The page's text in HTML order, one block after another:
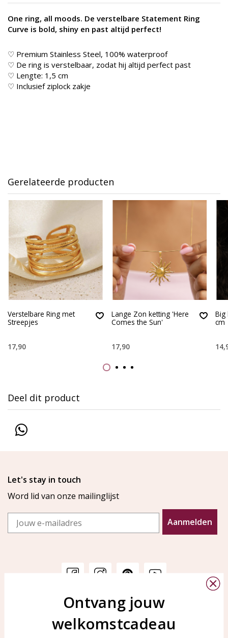
One ring, all moods. De verstelbare Statement Ring
Curve is bold, shiny en past altijd perfect!
♡ Premium Stainless Steel, 100% waterproof
♡ De ring is verstelbaar, zodat hij altijd perfect past
♡ Lengte: 1,5 cm
♡ Inclusief ziplock zakje
Gerelateerde producten
Verstelbare Ring met
Streepjes
17,90
Lange Zon ketting 'Here
Comes the Sun'
17,90
Big
cm
Deel dit product
Let's stay in touch
Word lid van onze mailinglijst
Email
Aanmelden
Veelgestelde vragen
KAYA Sieraden
Bellen of WhatsApp Ma-Vr
tussen 09:00-17:00
Ontvang jouw
welkomstcadeau